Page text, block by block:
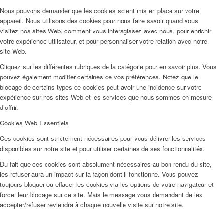
Nous pouvons demander que les cookies soient mis en place sur votre
appareil. Nous utilisons des cookies pour nous faire savoir quand vous
visitez nos sites Web, comment vous interagissez avec nous, pour enrichir
votre expérience utilisateur, et pour personnaliser votre relation avec notre
site Web.
Cliquez sur les différentes rubriques de la catégorie pour en savoir plus. Vous
pouvez également modifier certaines de vos préférences. Notez que le
blocage de certains types de cookies peut avoir une incidence sur votre
expérience sur nos sites Web et les services que nous sommes en mesure
d’offrir.
Cookies Web Essentiels
Ces cookies sont strictement nécessaires pour vous délivrer les services
disponibles sur notre site et pour utiliser certaines de ses fonctionnalités.
Du fait que ces cookies sont absolument nécessaires au bon rendu du site,
les refuser aura un impact sur la façon dont il fonctionne. Vous pouvez
toujours bloquer ou effacer les cookies via les options de votre navigateur et
forcer leur blocage sur ce site. Mais le message vous demandant de les
accepter/refuser reviendra à chaque nouvelle visite sur notre site.